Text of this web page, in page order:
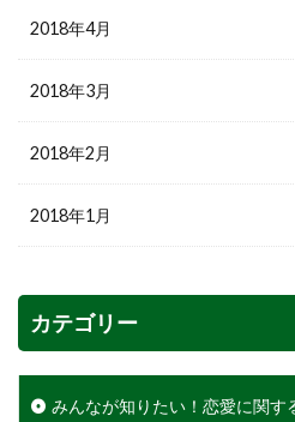
2018年4月
2018年3月
2018年2月
2018年1月
カテゴリー
みんなが知りたい！恋愛に関す